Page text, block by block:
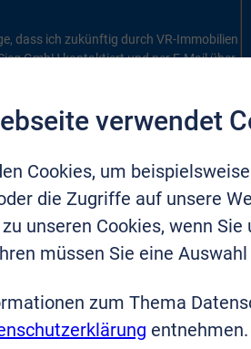
dass ich zukünftig durch VR-Immobilien
GmbH kontaktiert und per E-Mail über
gelesen und verstanden
mich damit einverstanden, dass meine
VR-Immobilien Bonn Rhein-Sieg GmbH
verwendet
Cookies, um
die Zugriffe auf unsere
unseren Cookies, wenn
müssen Sie eine
zum Thema